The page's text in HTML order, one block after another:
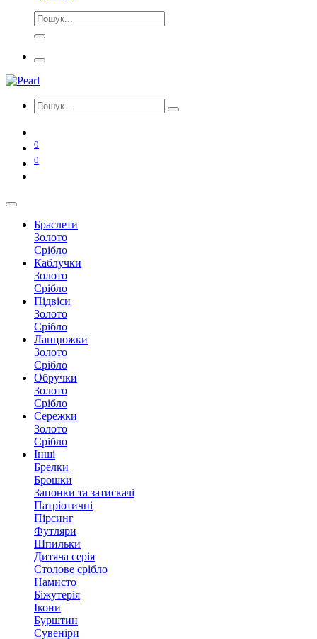
0
0
Браслети
Золото
Срібло
Каблучки
Золото
Срібло
Підвіси
Золото
Срібло
Ланцюжки
Золото
Срібло
Обручки
Золото
Срібло
Сережки
Золото
Срібло
Інші
Брелки
Брошки
Запонки та затискачі
Патріотичні
Пірсинг
Футляри
Шпильки
Дитяча серія
Столове срібло
Намисто
Біжутерія
Ікони
Бурштин
Сувеніри